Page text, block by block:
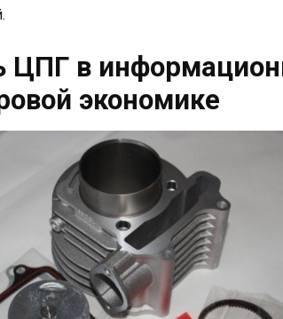
ЦПГ в
экономике